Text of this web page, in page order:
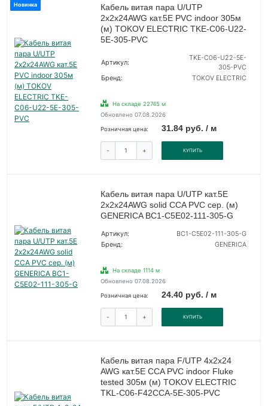
Новинка
Кабель витая пара U/UTP
2х2х24AWG кат.5E PVC indoor 305м
(м) TOKOV ELECTRIC TKE-C06-U22-
5E-305-PVC
Артикул:
TKE-C06-U22-5E-
305-PVC
Бренд:
TOKOV ELECTRIC
На складе 22745 м
Обновлено 07.08.2026
Розничная цена: 31.84 руб. / м
- + КУПИТЬ
Кабель витая пара U/UTP кат.5E
2х2х24AWG solid CCA PVC сер. (м)
GENERICA BC1-C5E02-111-305-G
Артикул:
BC1-C5E02-111-305-G
Бренд:
GENERICA
На складе 1114 м
Обновлено 07.08.2026
Розничная цена: 24.40 руб. / м
- + КУПИТЬ
Кабель витая пара F/UTP 4х2х24
AWG кат.5E CCA PVC indoor Fluke
tested 305м (м) TOKOV ELECTRIC
TKL-C06-F42CCA-5E-305-PVC